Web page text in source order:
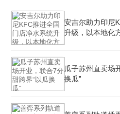
安吉尔助力印尼
升级，以本地化
瓜子苏州直卖场
换瓜”